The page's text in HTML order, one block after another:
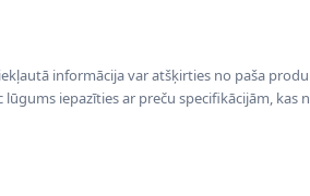
informācija var atšķirties no paša
iepazīties ar preču specifikācijām, kas